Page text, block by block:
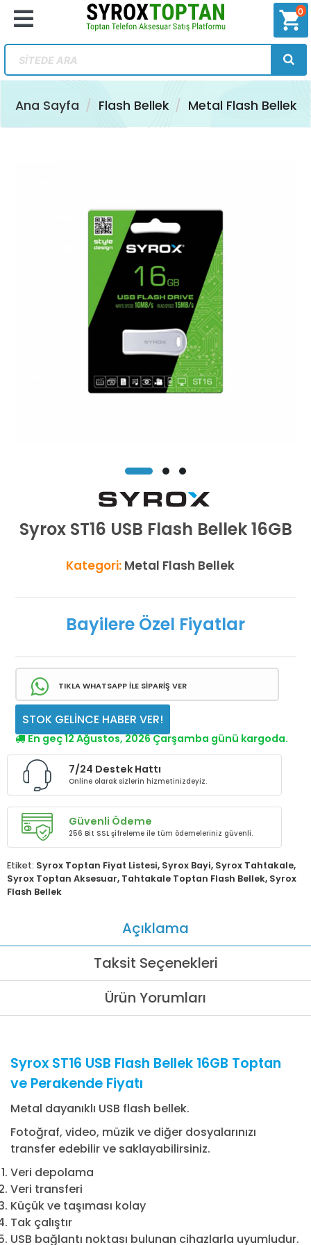
shopping_cart
0
Ana Sayfa Flash Bellek Metal Flash Bellek
Syrox ST16 USB Flash Bellek 16GB
Kategori: Metal Flash Bellek
Bayilere Özel Fiyatlar
TIKLA WHATSAPP İLE SİPARİŞ VER
STOK GELİNCE HABER VER!
En geç 12 Ağustos, 2026 Çarşamba günü kargoda.
7/24 Destek Hattı
Online olarak sizlerin hizmetinizdeyiz.
Güvenli Ödeme
256 Bit SSL şifreleme ile tüm ödemeleriniz güvenli.
Etiket: Syrox Toptan Fiyat Listesi, Syrox Bayi, Syrox Tahtakale,
Syrox Toptan Aksesuar, Tahtakale Toptan Flash Bellek, Syrox
Flash Bellek
Açıklama
Taksit Seçenekleri
Ürün Yorumları
Syrox ST16 USB Flash Bellek 16GB Toptan
ve Perakende Fiyatı
Metal dayanıklı USB flash bellek.
Fotoğraf, video, müzik ve diğer dosyalarınızı
transfer edebilir ve saklayabilirsiniz.
Veri depolama
Veri transferi
Küçük ve taşıması kolay
Tak çalıştır
USB bağlantı noktası bulunan cihazlarla uyumludur.